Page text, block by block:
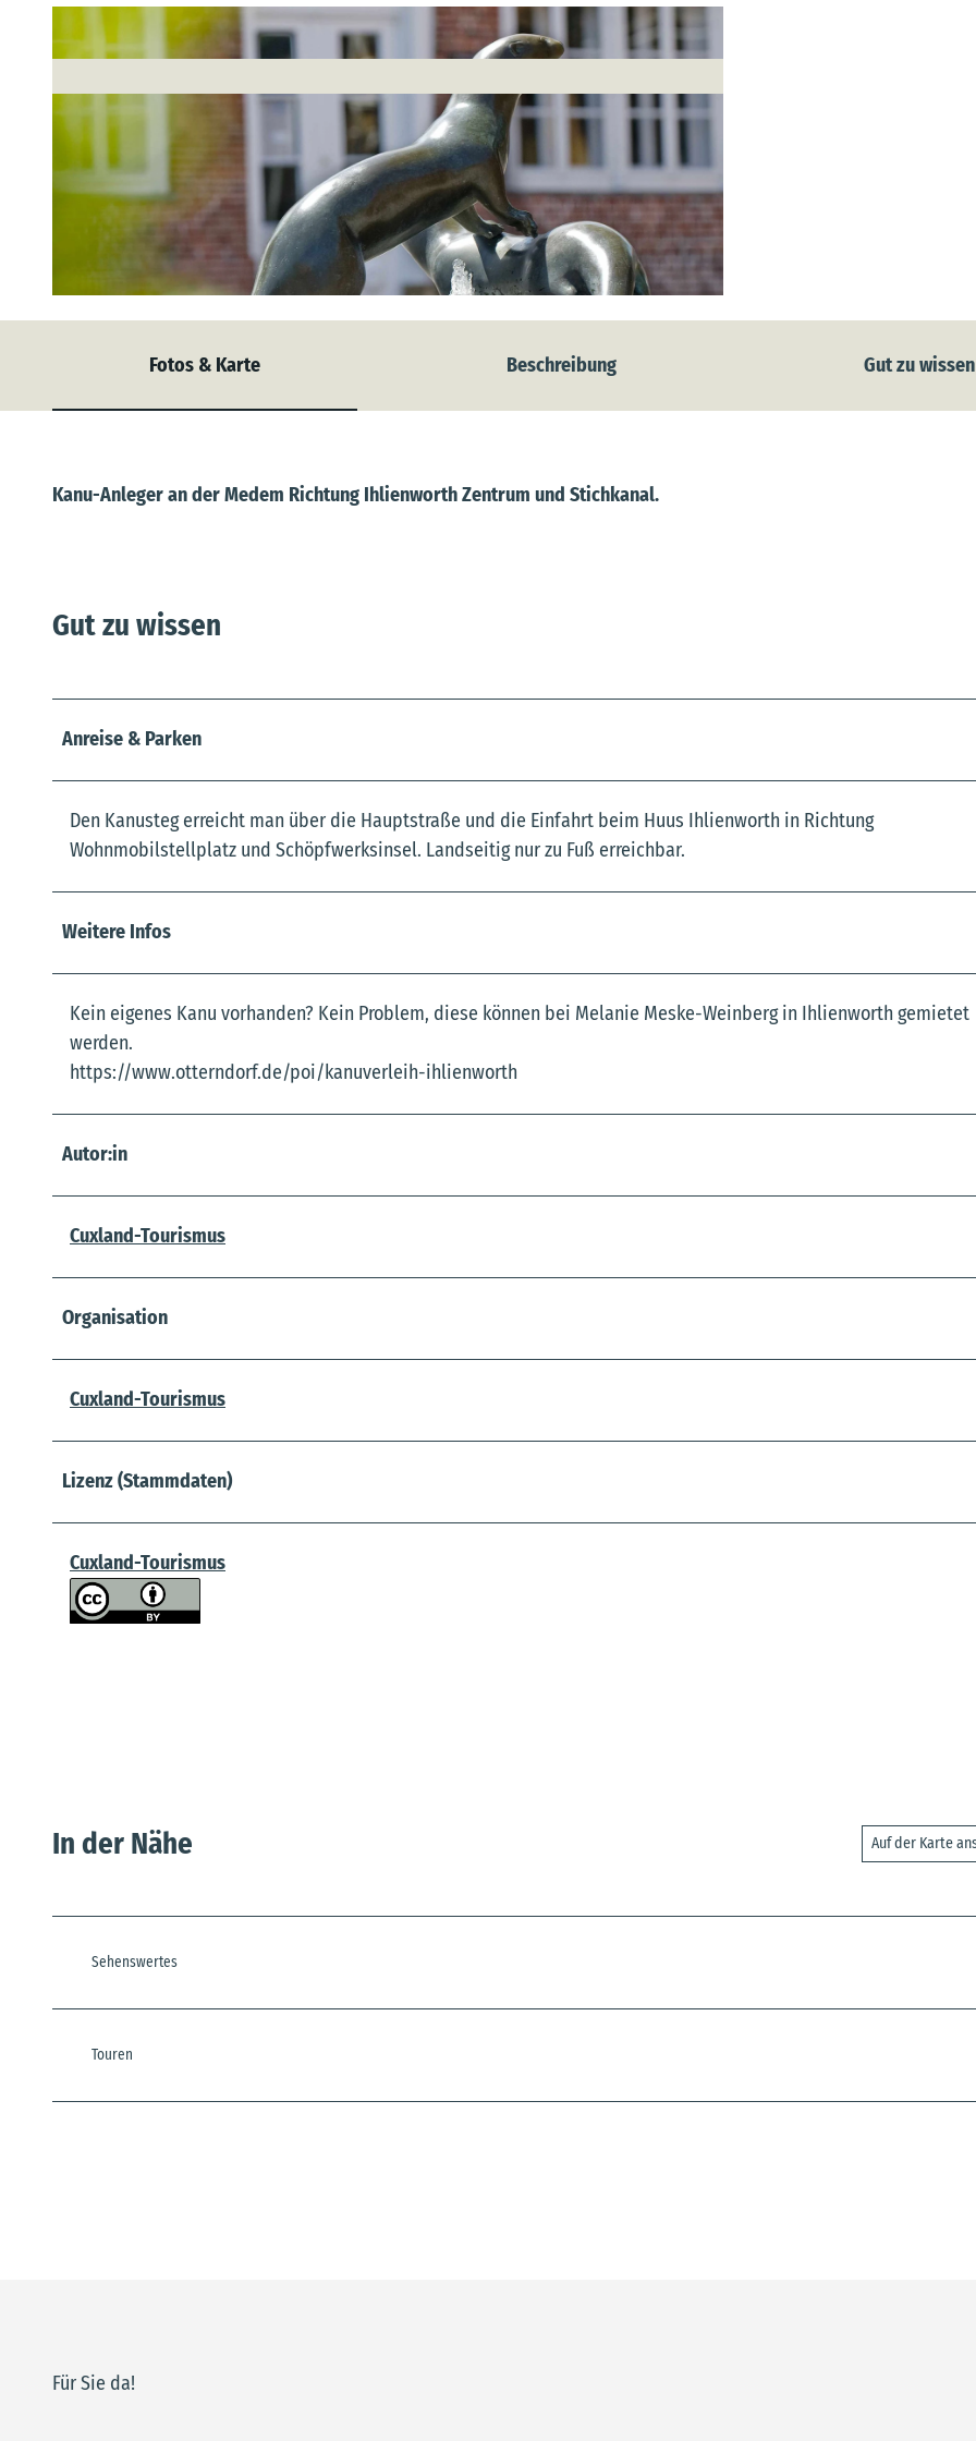
Fotos & Karte Beschreibung Gut zu wissen
Kanu-Anleger an der Medem Richtung Ihlienworth Zentrum und Stichkanal.
Gut zu wissen
Anreise & Parken
Den Kanusteg erreicht man über die Hauptstraße und die Einfahrt beim Huus Ihlienworth in Richtung
Wohnmobilstellplatz und Schöpfwerksinsel. Landseitig nur zu Fuß erreichbar.
Weitere Infos
Kein eigenes Kanu vorhanden? Kein Problem, diese können bei Melanie Meske-Weinberg in Ihlienworth gemietet
werden.
https://www.otterndorf.de/poi/kanuverleih-ihlienworth
Autor:in
Cuxland-Tourismus
Organisation
Cuxland-Tourismus
Lizenz (Stammdaten)
Cuxland-Tourismus
In der Nähe Auf der Karte
Sehenswertes
Touren
Für Sie da!